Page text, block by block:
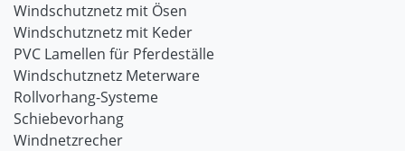
Windschutznetz mit Ösen
Windschutznetz mit Keder
PVC Lamellen für Pferdeställe
Windschutznetz Meterware
Rollvorhang-Systeme
Schiebevorhang
Windnetzrecher